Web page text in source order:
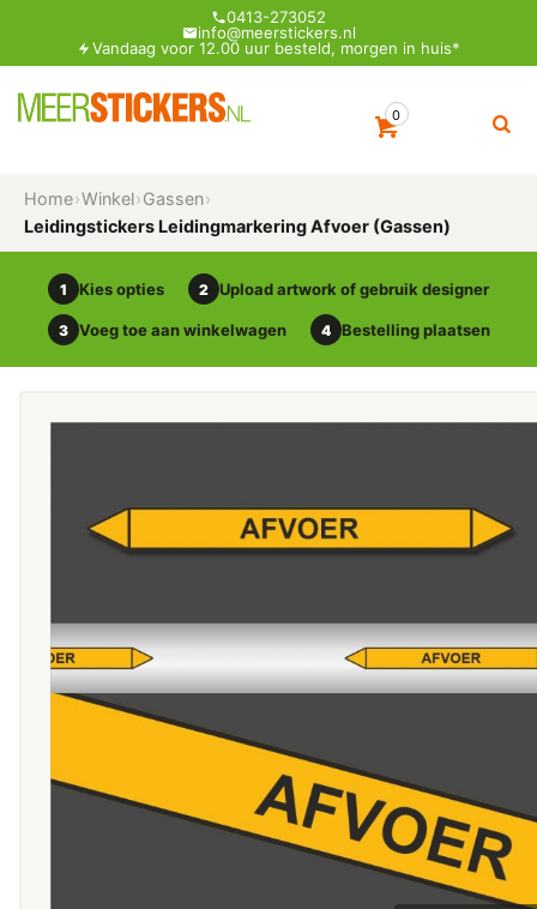
0413-273052
info@meerstickers.nl
Vandaag voor 12.00 uur besteld, morgen in huis*
0
Home›Winkel›Gassen›
Leidingstickers Leidingmarkering Afvoer (Gassen)
1 Kies opties 2 Upload artwork of gebruik designer
3 Voeg toe aan winkelwagen 4 Bestelling plaatsen